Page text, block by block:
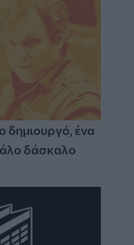
δημιουργό, ένα
δάσκαλο